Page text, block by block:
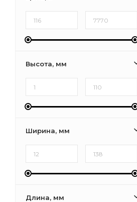
Высота, мм
Ширина, мм
Длина, мм